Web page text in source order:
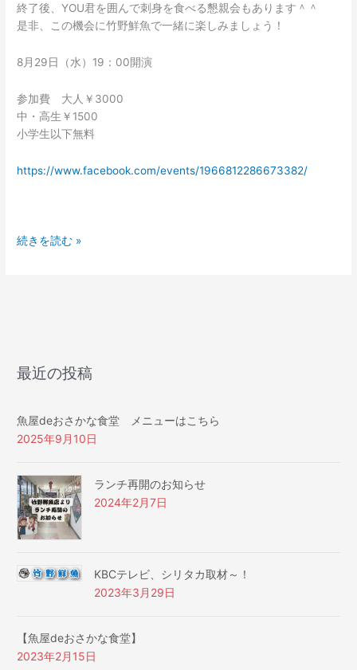
終了後、YOU君を囲んで刺身を食べる懇親会もあります＾＾
是非、この機会に竹野鮮魚で一緒に楽しみましょう！
8月29日（水）19：00開演
参加費 大人￥3000
中・高生￥1500
小学生以下無料
https://www.facebook.com/events/1966812286673382/
続きを読む »
最近の投稿
魚屋deおさかな食堂 メニューはこちら
2025年9月10日
ランチ再開のお知らせ
2024年2月7日
KBCテレビ、シリタカ取材～！
2023年3月29日
【魚屋deおさかな食堂】
2023年2月15日